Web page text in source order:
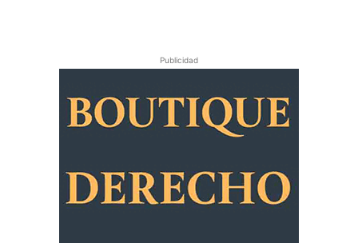
Publicidad